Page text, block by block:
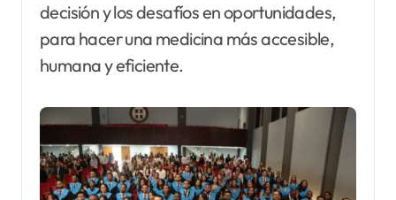
decisión y los desafíos en oportunidades,
para hacer una medicina más accesible,
humana y eficiente.